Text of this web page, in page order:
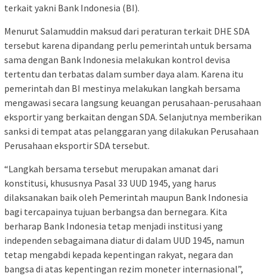
terkait yakni Bank Indonesia (BI).
Menurut Salamuddin maksud dari peraturan terkait DHE SDA
tersebut karena dipandang perlu pemerintah untuk bersama
sama dengan Bank Indonesia melakukan kontrol devisa
tertentu dan terbatas dalam sumber daya alam. Karena itu
pemerintah dan BI mestinya melakukan langkah bersama
mengawasi secara langsung keuangan perusahaan-perusahaan
eksportir yang berkaitan dengan SDA. Selanjutnya memberikan
sanksi di tempat atas pelanggaran yang dilakukan Perusahaan
Perusahaan eksportir SDA tersebut.
“Langkah bersama tersebut merupakan amanat dari
konstitusi, khususnya Pasal 33 UUD 1945, yang harus
dilaksanakan baik oleh Pemerintah maupun Bank Indonesia
bagi tercapainya tujuan berbangsa dan bernegara. Kita
berharap Bank Indonesia tetap menjadi institusi yang
independen sebagaimana diatur di dalam UUD 1945, namun
tetap mengabdi kepada kepentingan rakyat, negara dan
bangsa di atas kepentingan rezim moneter internasional”,